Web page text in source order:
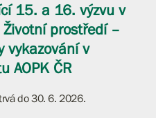
15. a 16. výzvu v
prostředí –
vykazování v
AOPK ČR
do 30. 6. 2026.